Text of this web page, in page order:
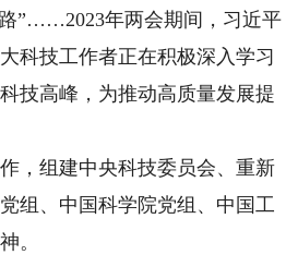
”……2023年两会期间，习近平
科技工作者正在积极深入学习
技高峰，为推动高质量发展提
，组建中央科技委员会、重新
组、中国科学院党组、中国工
。